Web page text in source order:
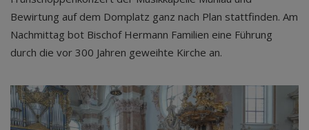
Bewirtung auf dem Domplatz ganz nach Plan stattfinden. Am
Nachmittag bot Bischof Hermann Familien eine Führung
durch die vor 300 Jahren geweihte Kirche an.